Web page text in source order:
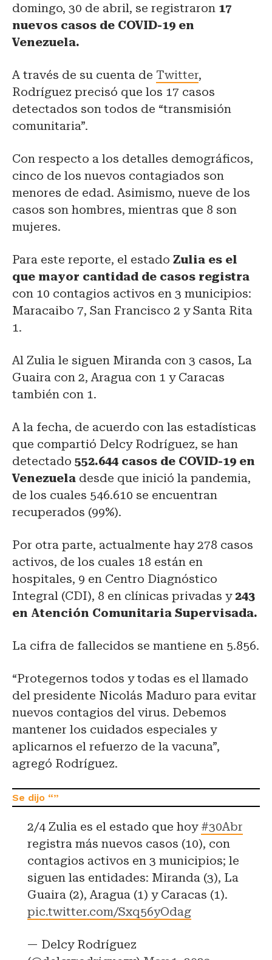
domingo, 30 de abril, se registraron 17
nuevos casos de COVID-19 en
Venezuela.
A través de su cuenta de Twitter,
Rodríguez precisó que los 17 casos
detectados son todos de “transmisión
comunitaria”.
Con respecto a los detalles demográficos,
cinco de los nuevos contagiados son
menores de edad. Asimismo, nueve de los
casos son hombres, mientras que 8 son
mujeres.
Para este reporte, el estado Zulia es el
que mayor cantidad de casos registra
con 10 contagios activos en 3 municipios:
Maracaibo 7, San Francisco 2 y Santa Rita
1.
Al Zulia le siguen Miranda con 3 casos, La
Guaira con 2, Aragua con 1 y Caracas
también con 1.
A la fecha, de acuerdo con las estadísticas
que compartió Delcy Rodríguez, se han
detectado 552.644 casos de COVID-19 en
Venezuela desde que inició la pandemia,
de los cuales 546.610 se encuentran
recuperados (99%).
Por otra parte, actualmente hay 278 casos
activos, de los cuales 18 están en
hospitales, 9 en Centro Diagnóstico
Integral (CDI), 8 en clínicas privadas y 243
en Atención Comunitaria Supervisada.
La cifra de fallecidos se mantiene en 5.856.
“Protegernos todos y todas es el llamado
del presidente Nicolás Maduro para evitar
nuevos contagios del virus. Debemos
mantener los cuidados especiales y
aplicarnos el refuerzo de la vacuna”,
agregó Rodríguez.
2/4 Zulia es el estado que hoy #30Abr
registra más nuevos casos (10), con
contagios activos en 3 municipios; le
siguen las entidades: Miranda (3), La
Guaira (2), Aragua (1) y Caracas (1).
pic.twitter.com/Sxq56yOdag
— Delcy Rodríguez